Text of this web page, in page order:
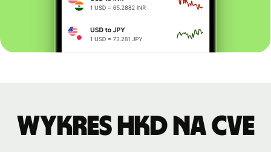
Wykres HKD na CVE